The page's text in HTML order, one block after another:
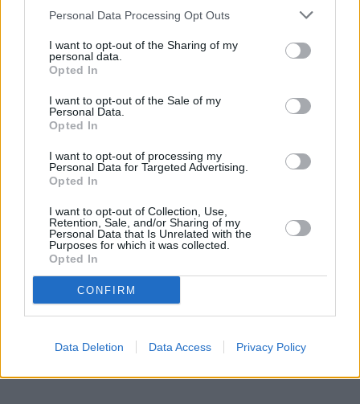
Personal Data Processing Opt Outs
I want to opt-out of the Sharing of my
personal data.
Opted In
I want to opt-out of the Sale of my
Personal Data.
Opted In
I want to opt-out of processing my
Personal Data for Targeted Advertising.
Opted In
I want to opt-out of Collection, Use,
Retention, Sale, and/or Sharing of my
Personal Data that Is Unrelated with the
Purposes for which it was collected.
Opted In
CONFIRM
Data Deletion Data Access Privacy Policy
Vybrané články
Prima sport - co nabídne v prvním
vysílacím týdnu
Kdy a kde bude Prima sport k
naladění na Skylinku
Parabola.cz- web o satelitní, terestrické a kabelové televizi, ©
O webu parabola.cz•O souborech cookies• Inzerce
Dovolená u moře